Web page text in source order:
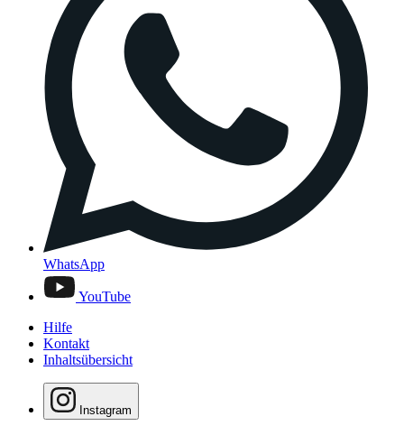
WhatsApp
YouTube
Hilfe
Kontakt
Inhaltsübersicht
Instagram